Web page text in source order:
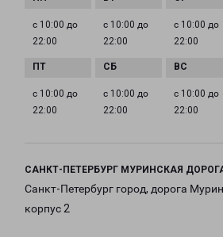
с 10:00 до
22:00
с 10:00 до
22:00
с 10:00 до
22:00
с 10:00 до
22:00
с 10:00 до
22:00
с 10:00 до
22:00
САНКТ-ПЕТЕРБУРГ МУРИНСКАЯ
Санкт-Петербург город, дорога
корпус 2